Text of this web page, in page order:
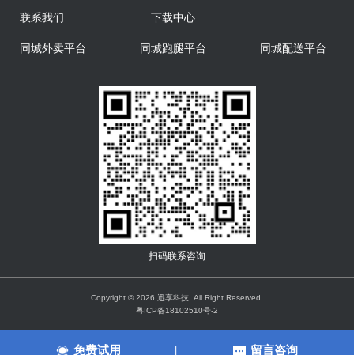
联系我们 下载中心
同城外卖平台 同城跑腿平台 同城配送平台
扫码联系咨询
Copyright © 2026 迅享科技. All Right Reserved.
粤ICP备18102510号-2
免费试用 留言咨询